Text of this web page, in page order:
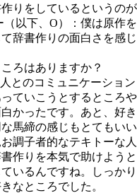
りをしているというのが
以下、O）：僕は原作を
辞書作りの面白さを感じ
ろはありますか？
とのコミュニケーション
ていこうとするところや
かったです。あと、好き
馬締の感じもとてもいい
調子者的なテキトーな人
作りを本気で助けようと
いるんですね。しっかり
なところでした。